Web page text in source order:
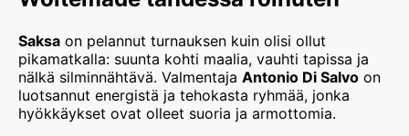
Saksa on pelannut turnauksen kuin olisi ollut
pikamatkalla: suunta kohti maalia, vauhti tapissa ja
nälkä silminnähtävä. Valmentaja Antonio Di Salvo on
luotsannut energistä ja tehokasta ryhmää, jonka
hyökkäykset ovat olleet suoria ja armottomia.